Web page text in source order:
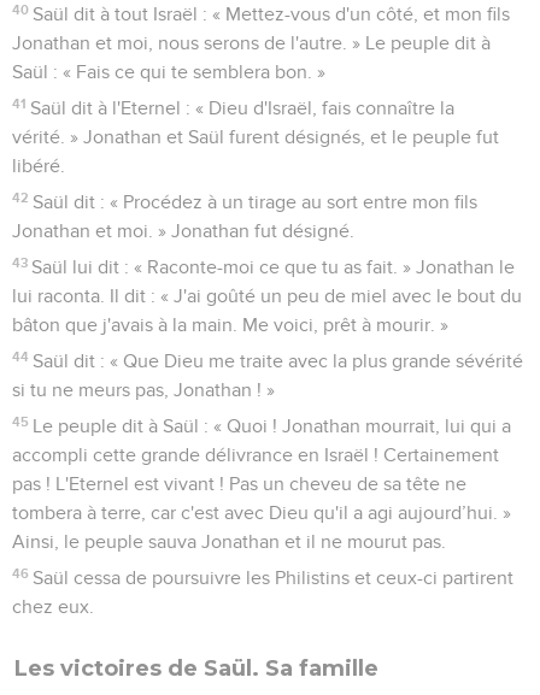
40 Saül dit à tout Israël : « Mettez-vous d'un côté, et mon fils
Jonathan et moi, nous serons de l'autre. » Le peuple dit à
Saül : « Fais ce qui te semblera bon. »
41 Saül dit à l'Eternel : « Dieu d'Israël, fais connaître la
vérité. » Jonathan et Saül furent désignés, et le peuple fut
libéré.
42 Saül dit : « Procédez à un tirage au sort entre mon fils
Jonathan et moi. » Jonathan fut désigné.
43 Saül lui dit : « Raconte-moi ce que tu as fait. » Jonathan le
lui raconta. Il dit : « J'ai goûté un peu de miel avec le bout du
bâton que j'avais à la main. Me voici, prêt à mourir. »
44 Saül dit : « Que Dieu me traite avec la plus grande sévérité
si tu ne meurs pas, Jonathan ! »
45 Le peuple dit à Saül : « Quoi ! Jonathan mourrait, lui qui a
accompli cette grande délivrance en Israël ! Certainement
pas ! L'Eternel est vivant ! Pas un cheveu de sa tête ne
tombera à terre, car c'est avec Dieu qu'il a agi aujourd’hui. »
Ainsi, le peuple sauva Jonathan et il ne mourut pas.
46 Saül cessa de poursuivre les Philistins et ceux-ci partirent
chez eux.
Les victoires de Saül. Sa famille